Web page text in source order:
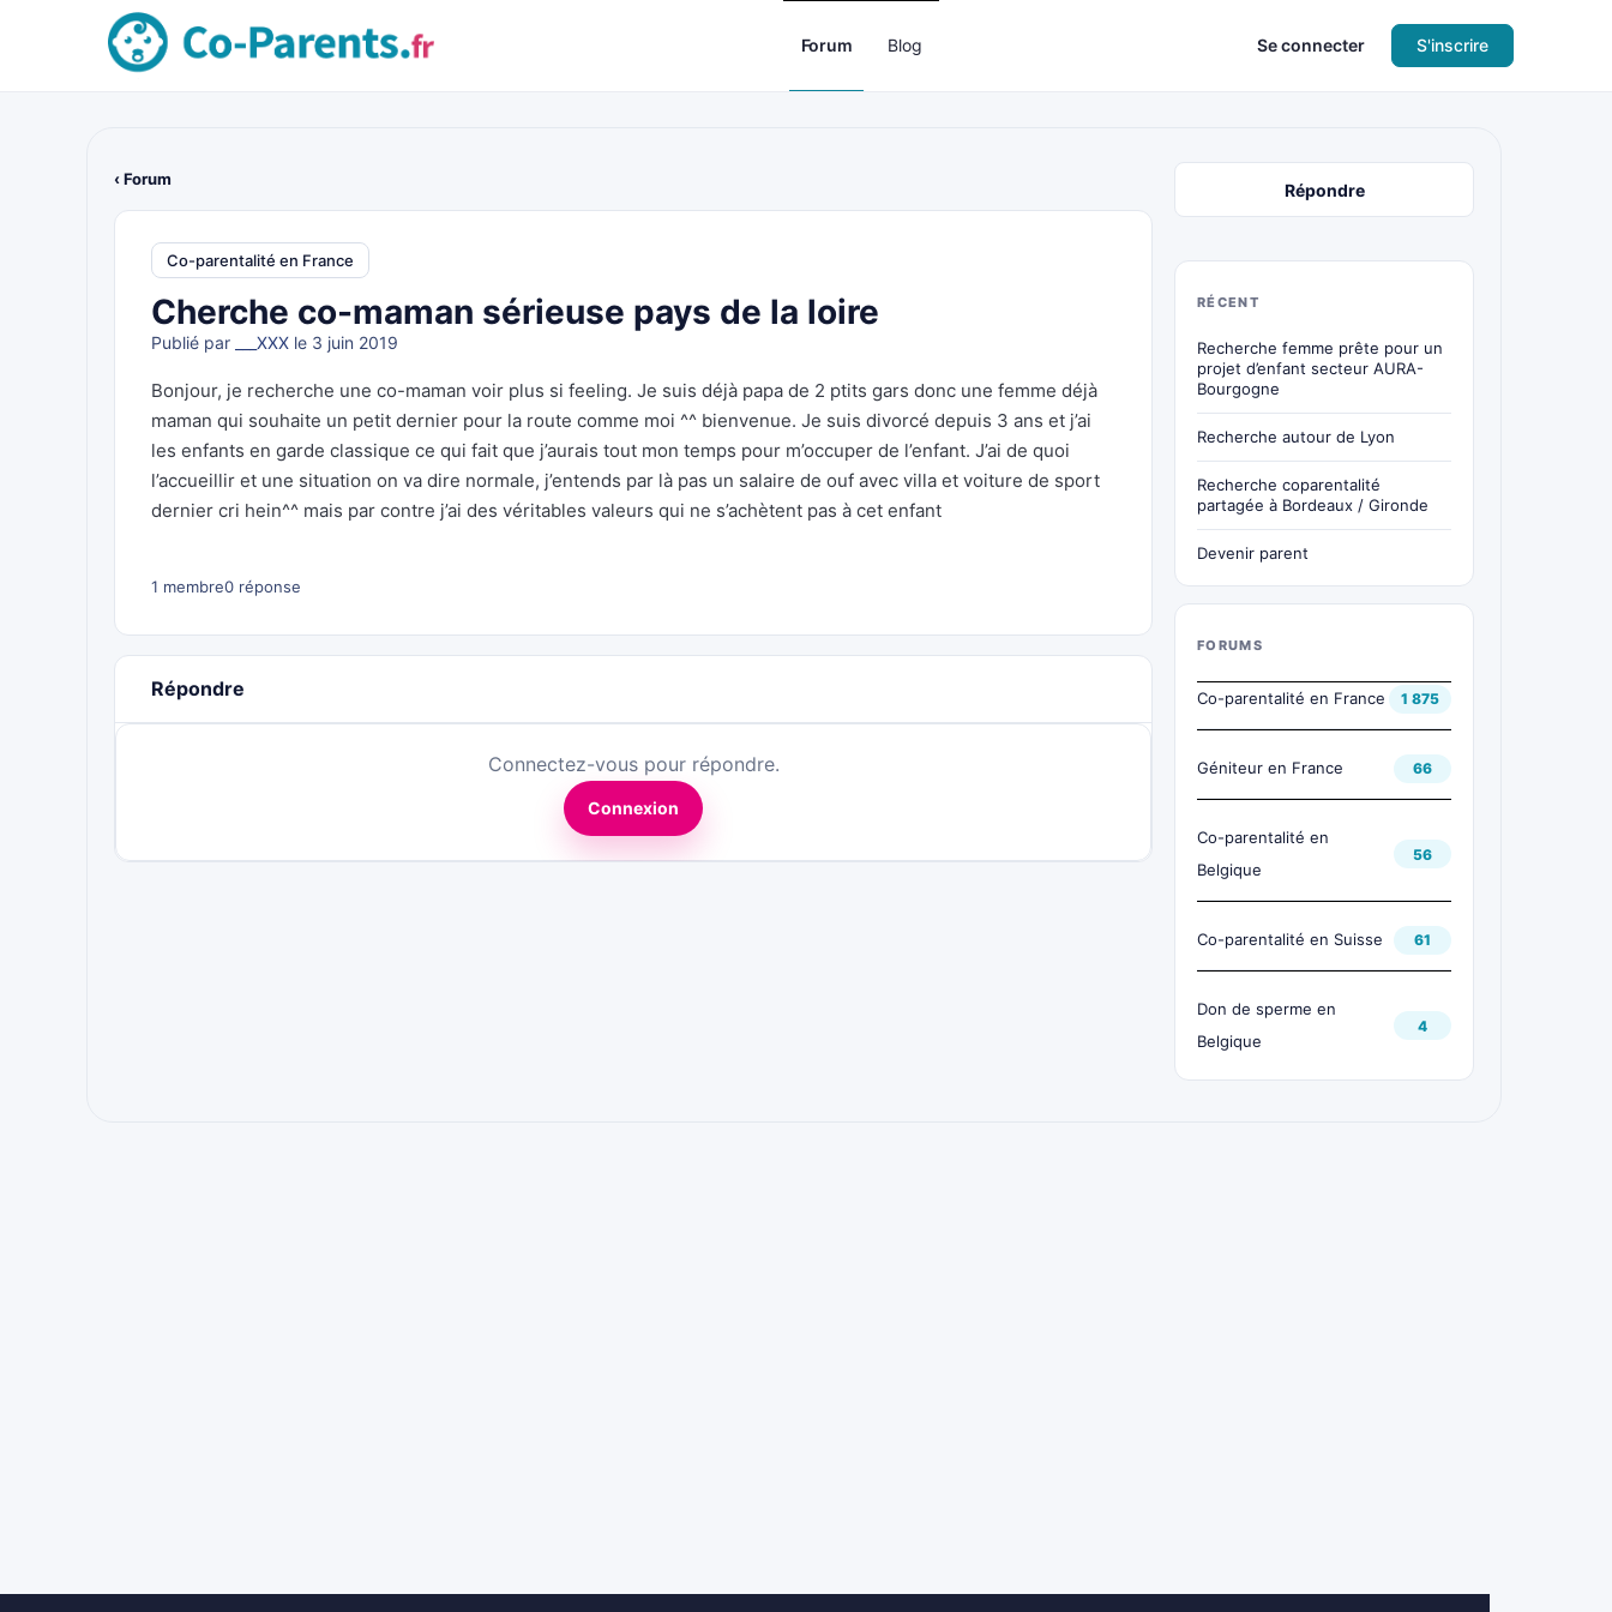
Forum Blog Se connecter S'inscrire
‹ Forum
Co-parentalité en France
Cherche co-maman sérieuse pays de la loire
Publié par ___XXX le 3 juin 2019
Bonjour, je recherche une co-maman voir plus si feeling. Je suis déjà papa de 2 ptits gars donc une femme déjà
maman qui souhaite un petit dernier pour la route comme moi ^^ bienvenue. Je suis divorcé depuis 3 ans et j’ai
les enfants en garde classique ce qui fait que j’aurais tout mon temps pour m’occuper de l’enfant. J’ai de quoi
l’accueillir et une situation on va dire normale, j’entends par là pas un salaire de ouf avec villa et voiture de sport
dernier cri hein^^ mais par contre j’ai des véritables valeurs qui ne s’achètent pas à cet enfant
1 membre0 réponse
Répondre
Connectez-vous pour répondre.
Connexion
Répondre
RÉCENT
Recherche femme prête pour un
projet d’enfant secteur AURA-
Bourgogne
Recherche autour de Lyon
Recherche coparentalité
partagée à Bordeaux / Gironde
Devenir parent
FORUMS
Co-parentalité en France 1 875
Géniteur en France 66
Co-parentalité en
Belgique
56
Co-parentalité en Suisse 61
Don de sperme en
Belgique
4